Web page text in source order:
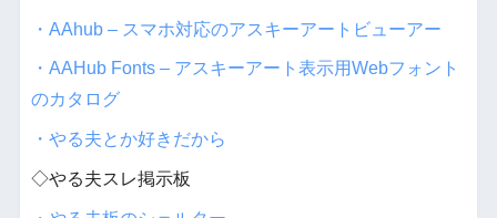
・AAhub – スマホ対応のアスキーアートビューアー
・AAHub Fonts – アスキーアート表示用Webフォント
のカタログ
・やる夫とか好きだから
◇やる夫スレ掲示板